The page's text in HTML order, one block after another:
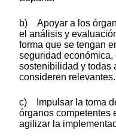
b) Apoyar a los
el análisis y
forma que se tengan
seguridad
sostenibilidad y todas
consideren relevantes.
c) Impulsar la toma
órganos competentes
agilizar la